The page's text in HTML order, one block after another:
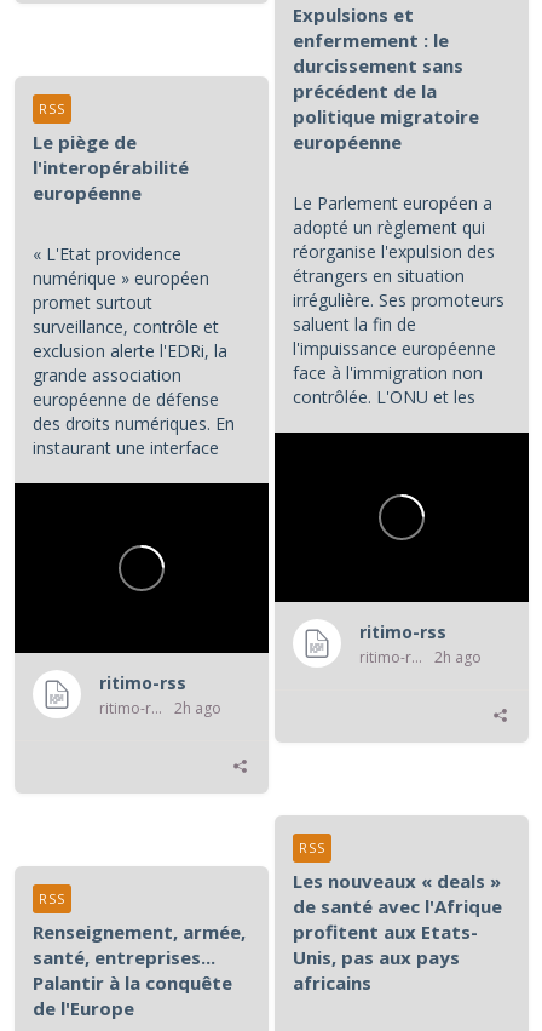
Expulsions et
enfermement : le
durcissement sans
précédent de la
politique migratoire
européenne
Le Parlement européen a
adopté un règlement qui
réorganise l'expulsion des
étrangers en situation
irrégulière. Ses promoteurs
saluent la fin de
l'impuissance européenne
face à l'immigration non
contrôlée. L'ONU et les
ritimo-rss
ritimo-rss 2h ago
Le piège de
l'interopérabilité
européenne
« L'Etat providence
numérique » européen
promet surtout
surveillance, contrôle et
exclusion alerte l'EDRi, la
grande association
européenne de défense
des droits numériques. En
instaurant une interface
ritimo-rss
ritimo-rss 2h ago
RSS
Les nouveaux « deals »
de santé avec l'Afrique
profitent aux Etats-
Unis, pas aux pays
africains
RSS
Renseignement, armée,
santé, entreprises...
Palantir à la conquête
de l'Europe
RSS